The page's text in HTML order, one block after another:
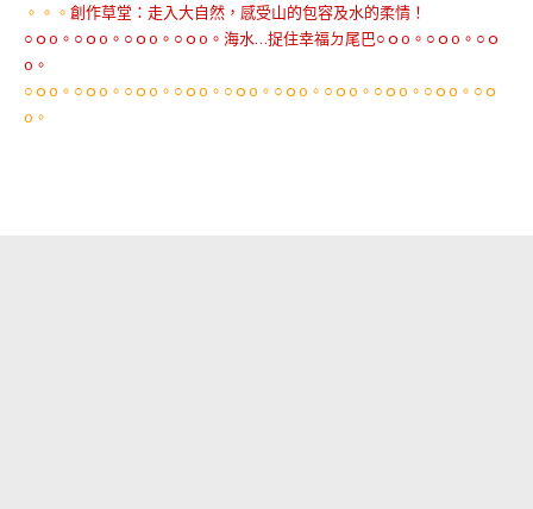
。。。 創作草堂：走入大自然，感受山的包容及水的柔情！
○ｏo。○ｏo。○ｏo。○ｏo。海水…捉住幸福ㄉ尾巴○ｏo。○ｏo。○ｏ
o。
○ｏo。○ｏo。○ｏo。○ｏo。○ｏo。○ｏo。○ｏo。○ｏo。○ｏo。○ｏ
o。